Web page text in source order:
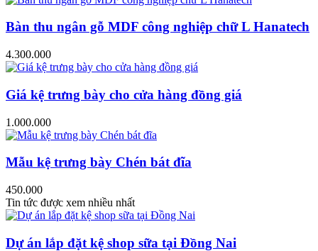
Bàn thu ngân gỗ MDF công nghiệp chữ L Hanatech
4.300.000
Giá kệ trưng bày cho cửa hàng đồng giá
1.000.000
Mẫu kệ trưng bày Chén bát đĩa
450.000
Tin tức được xem nhiều nhất
Dự án lắp đặt kệ shop sữa tại Đồng Nai